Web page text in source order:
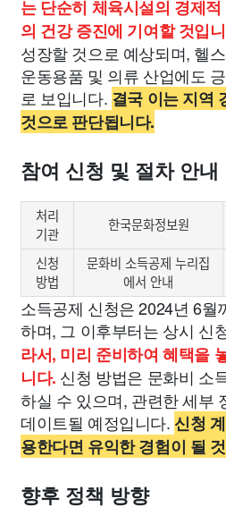
는 단순히 체육시설의 경제
의 건강 증진에 기여할 것입
성장할 것으로 예상되며, 헬
운동용품 및 의류 산업에도
로 보입니다. 결국 이는 지역
것으로 판단됩니다.
참여 신청 및 절차 안내
처리
기관
한국문화정보원
신청
방법
문화비 소득공제 누리집
에서 안내
소득공제 신청은 2024년 6월
하며, 그 이후부터는 상시 신
라서, 미리 준비하여 혜택을
니다. 신청 방법은 문화비 소
하실 수 있으며, 관련한 세부
데이트될 예정입니다. 신청
용한다면 유익한 경험이 될
향후 정책 방향